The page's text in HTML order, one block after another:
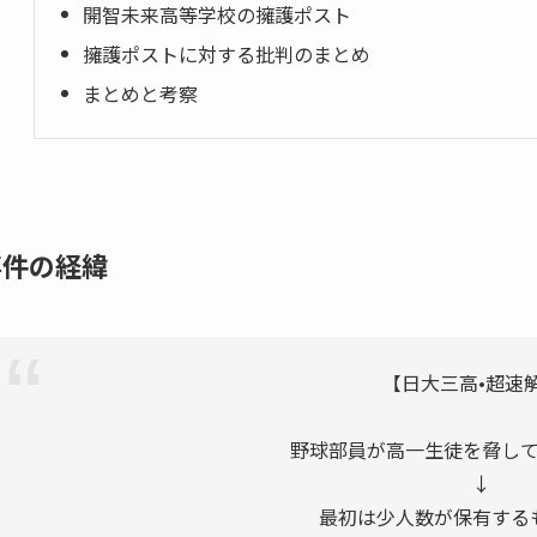
開智未来高等学校の擁護ポスト
擁護ポストに対する批判のまとめ
まとめと考察
の経緯
【日大三高•超速
野球部員が高一生徒を脅し
↓
最初は少人数が保有す